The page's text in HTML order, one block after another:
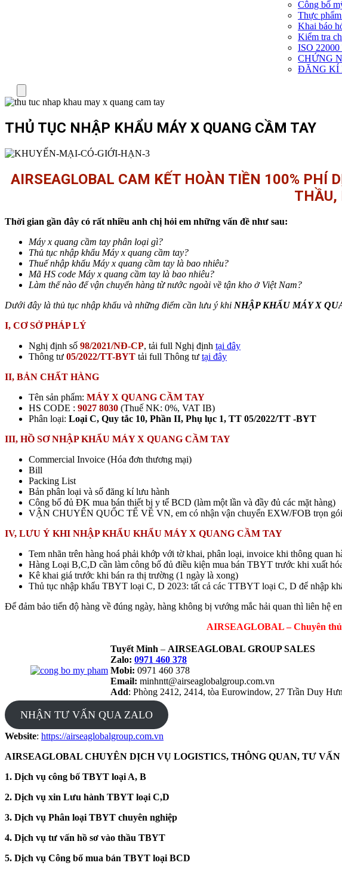
vụ
Công bố
Thực
Khai báo
Kiểm tra
ISO
CHỨNG
ĐĂNG KÍ
THỦ TỤC NHẬP KHẨU MÁY X QUANG CẦM TAY
AIRSEAGLOBAL CAM KẾT HOÀN TIỀN 100% PHÍ
THẦU,
Thời gian gần đây có rất nhiều anh chị hỏi em những vấn đề như sau:
Máy x quang cầm tay phân loại gì?
Thủ tục nhập khẩu Máy x quang cầm tay?
Thuế nhập khẩu Máy x quang cầm tay là bao nhiêu?
Mã HS code Máy x quang cầm tay là bao nhiêu?
Làm thế nào để vận chuyển hàng từ nước ngoài về tận kho ở Việt Nam?
Dưới đây là thủ tục nhập khẩu và những điểm cần lưu ý khi NHẬP KHẨU MÁY X
I, CƠ SỞ PHÁP LÝ
Nghị định số 98/2021/NĐ-CP, tải full Nghị định tại đây
Thông tư 05/2022/TT-BYT tải full Thông tư tại đây
II, BẢN CHẤT HÀNG
Tên sản phẩm: MÁY X QUANG CẦM TAY
HS CODE : 9027 8030 (Thuế NK: 0%, VAT IB)
Phân loại: Loại C, Quy tắc 10, Phần II, Phụ lục 1, TT 05/2022/TT -BYT
III, HỒ SƠ NHẬP KHẨU MÁY X QUANG CẦM TAY
Commercial Invoice (Hóa đơn thương mại)
Bill
Packing List
Bản phân loại và số đăng kí lưu hành
Công bố đủ ĐK mua bán thiết bị y tế BCD (làm một lần và đầy đủ các mặt hàng)
VẬN CHUYỂN QUỐC TẾ VỀ VN, em có nhận vận chuyển EXW/FOB trọn
IV, LƯU Ý KHI NHẬP KHẨU KHẨU MÁY X QUANG CẦM TAY
Tem nhãn trên hàng hoá phải khớp với tờ khai, phân loại, invoice khi thông quan
Hàng Loại B,C,D cần làm công bố đủ điều kiện mua bán TBYT trước khi xuất
Kê khai giá trước khi bán ra thị trường (1 ngày là xong)
Thủ tục nhập khẩu TBYT loại C, D 2023: tất cả các TTBYT loại C, D để
Để đảm bảo tiến độ hàng về đúng ngày, hàng không bị vướng mắc hải quan thì liên hệ
AIRSEAGLOBAL – Chuyên
Tuyết Minh – AIRSEAGLOBAL GROUP SALES
Zalo: 0971 460 378
Mobi: 0971 460 378
Email: minhntt@airseaglobalgroup.com.vn
Add: Phòng 2412, 2414, tòa Eurowindow, 27 Trần Duy
NHẬN TƯ VẤN QUA ZALO
Website: https://airseaglobalgroup.com.vn
AIRSEAGLOBAL CHUYÊN DỊCH VỤ LOGISTICS, THÔNG QUAN, TƯ
1. Dịch vụ công bố TBYT loại A, B
2. Dịch vụ xin Lưu hành TBYT loại C,D
3. Dịch vụ Phân loại TBYT chuyên nghiệp
4. Dịch vụ tư vấn hồ sơ vào thầu TBYT
5. Dịch vụ Công bố mua bán TBYT loại BCD